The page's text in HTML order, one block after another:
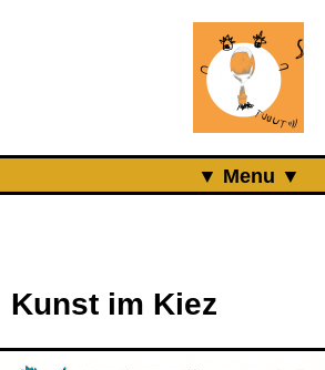
Menu
Über uns
Was ist das Pöge-
Kunst im Kiez